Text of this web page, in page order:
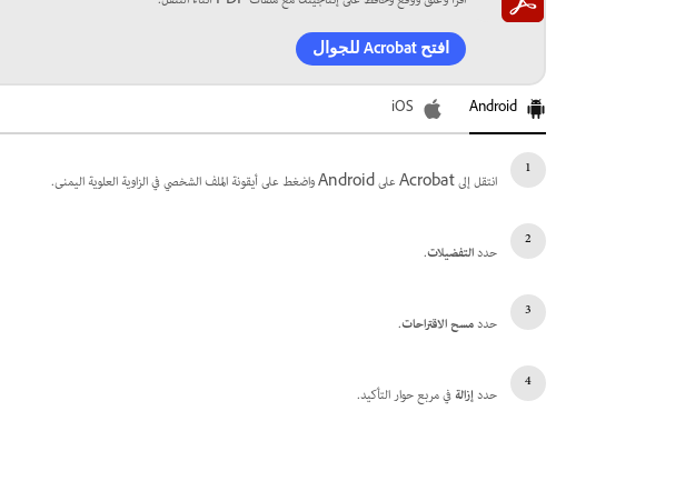
افتح Acrobat للجوال
Android
iOS
انتقل إلى Acrobat على Android واضغط على أيقونة الملف الشخصي في الزاوية العلوية اليمنى.
حددالتفضيلات.
حددمسح الاقتراحات.
حددإزالةفي مربع حوار التأكيد.